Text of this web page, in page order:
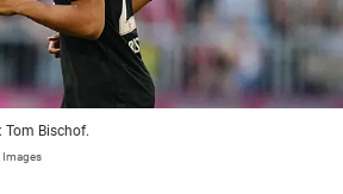
Tom Bischof.
Images